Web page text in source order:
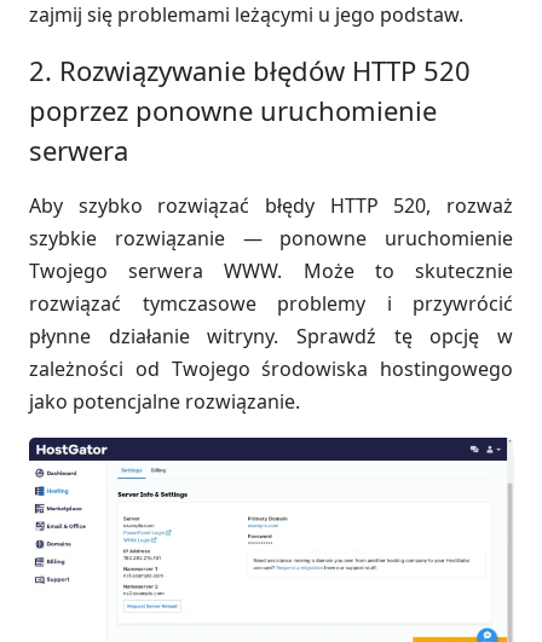
zajmij się problemami leżącymi u jego podstaw.
2. Rozwiązywanie błędów HTTP 520
poprzez ponowne uruchomienie
serwera
Aby szybko rozwiązać błędy HTTP 520, rozważ
szybkie rozwiązanie — ponowne uruchomienie
Twojego serwera WWW. Może to skutecznie
rozwiązać tymczasowe problemy i przywrócić
płynne działanie witryny. Sprawdź tę opcję w
zależności od Twojego środowiska hostingowego
jako potencjalne rozwiązanie.